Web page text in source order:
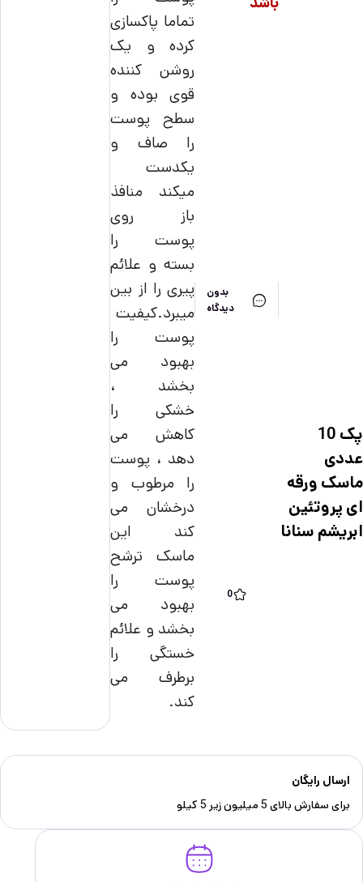
بدون
دیدگاه
0
پک 10
عددی
ماسک ورقه
ای پروتئین
ابریشم سنانا
تماما پاکسازی
کرده و یک
روشن کننده
قوی بوده و
سطح پوست
را صاف و
یکدست
میکند منافذ
باز روی
پوست را
بسته و علائم
پیری را از بین
میبرد.کیفیت
پوست را
بهبود می
بخشد ،
خشکی را
کاهش می
دهد ، پوست
را مرطوب و
درخشان می
کند این
ماسک ترشح
پوست را
بهبود می
بخشد و علائم
خستگی را
برطرف می
کند.
ارسال رایگان
برای سفارش‌ بالای 5 میلیون زیر 5 کیلو